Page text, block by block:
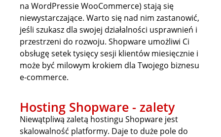
na WordPressie WooCommerce) stają się
niewystarczające. Warto się nad nim zastanowić,
jeśli szukasz dla swojej działalności usprawnień i
przestrzeni do rozwoju. Shopware umożliwi Ci
obsługę setek tysięcy sesji klientów miesięcznie i
może być milowym krokiem dla Twojego biznesu
e-commerce.
Hosting Shopware - zalety
Niewątpliwą zaletą hostingu Shopware jest
skalowalność platformy. Daje to duże pole do